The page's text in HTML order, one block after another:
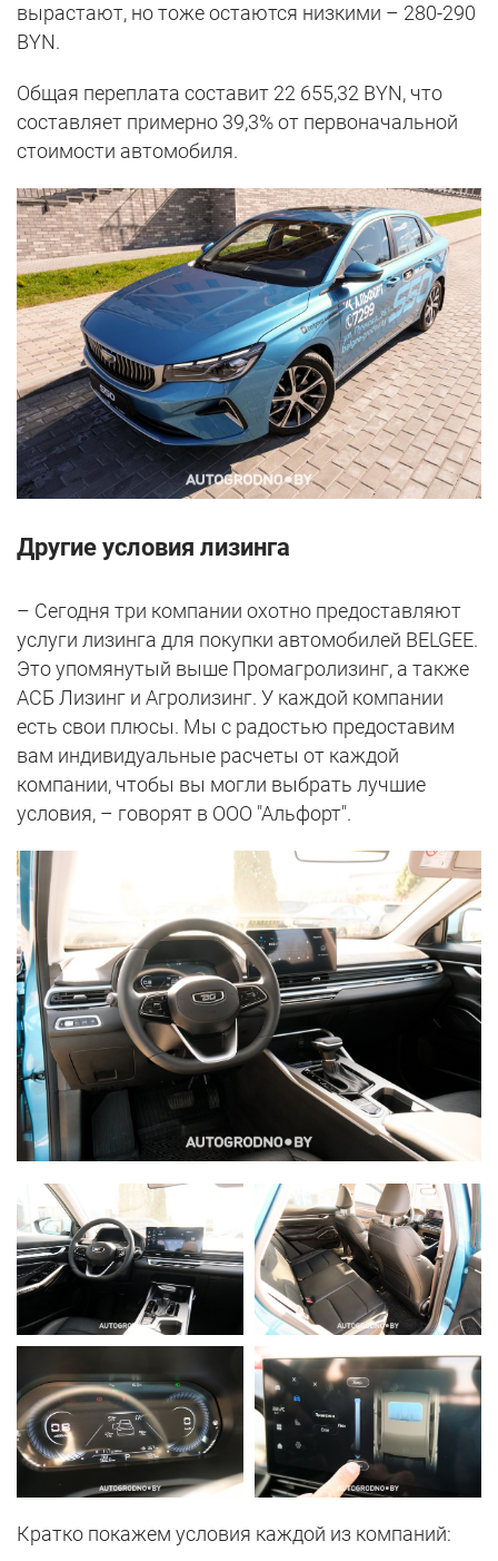
вырастают, но тоже остаются низкими – 280-290
BYN.
Общая переплата составит 22 655,32 BYN, что
составляет примерно 39,3% от первоначальной
стоимости автомобиля.
Другие условия лизинга
– Сегодня три компании охотно предоставляют
услуги лизинга для покупки автомобилей BELGEE.
Это упомянутый выше Промагролизинг, а также
АСБ Лизинг и Агролизинг. У каждой компании
есть свои плюсы. Мы с радостью предоставим
вам индивидуальные расчеты от каждой
компании, чтобы вы могли выбрать лучшие
условия, – говорят в ООО "Альфорт".
Кратко покажем условия каждой из компаний: